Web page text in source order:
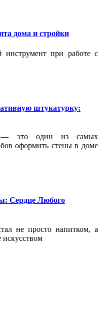
дома и стройки
при работе с
штукатурку:
— это один из самых
оформить стены в доме
Сердце Любого
не просто напитком, а
искусством